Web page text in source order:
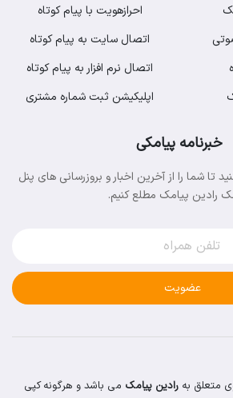
احرازهویت با پیام کوتاه
اتصال سایت به پیام کوتاه
اتصال نرم افزار به پیام کوتاه
اپلیکیشن ثبت شماره مشتری
خبرنامه پیامکی
تا شما را از آخرین اخبار و بروزرسانی های پنل
رادین پیامک مطلع کنیم.
عضویت
متعلق به رادین پیامک می باشد و هرگونه کپی